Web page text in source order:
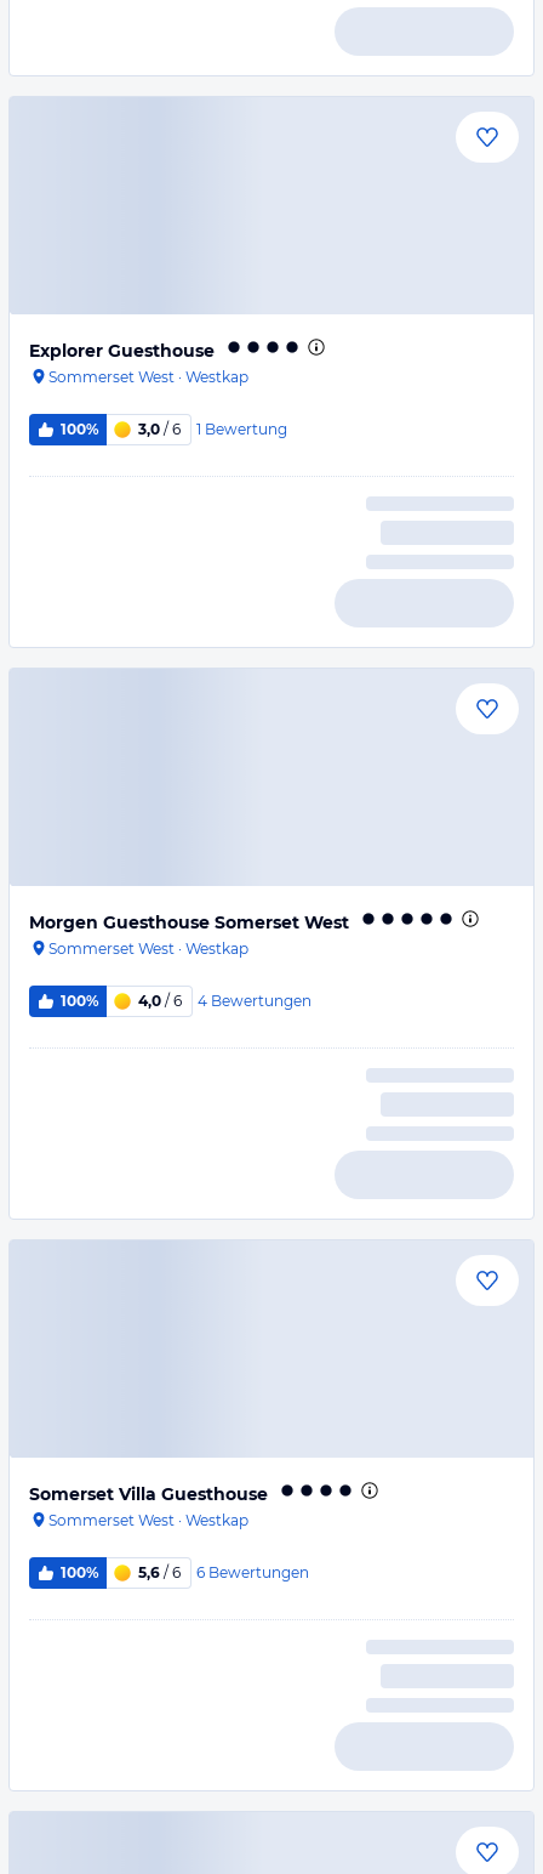
Explorer Guesthouse
Sommerset West · Westkap
100% 3,0 / 6 1 Bewertung
Morgen Guesthouse Somerset West
Sommerset West · Westkap
100% 4,0 / 6 4 Bewertungen
Somerset Villa Guesthouse
Sommerset West · Westkap
100% 5,6 / 6 6 Bewertungen